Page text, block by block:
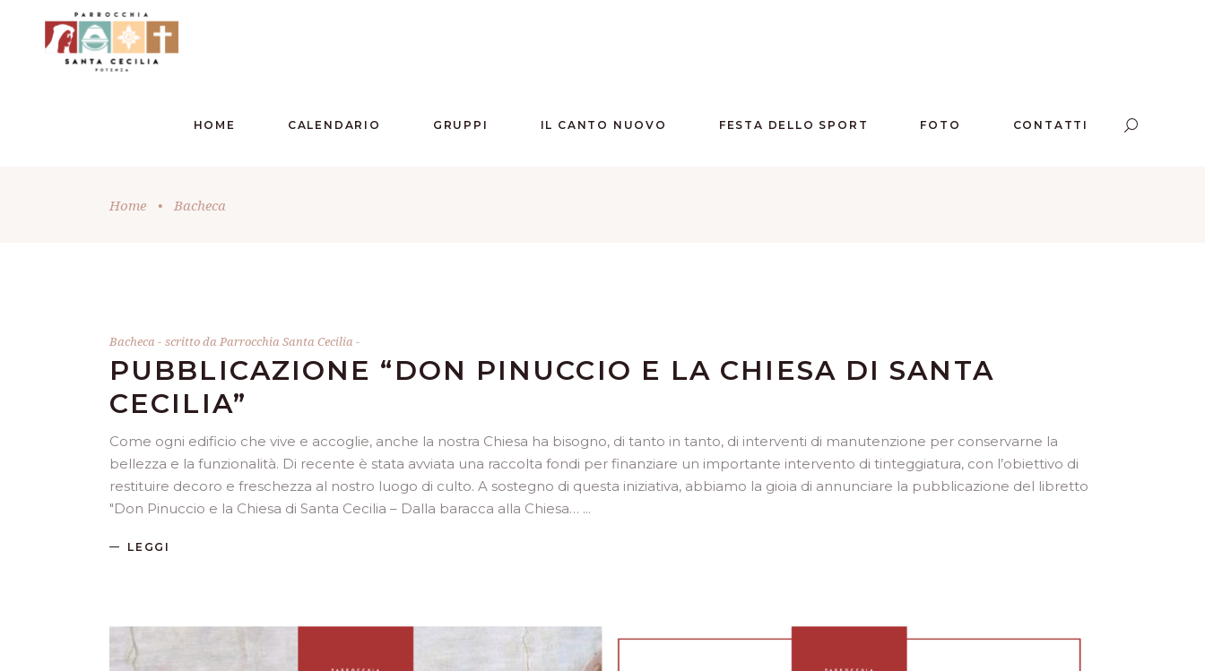
HOME CALENDARIO GRUPPI IL CANTO NUOVO FESTA DELLO SPORT FOTO CONTATTI
Home • Bacheca
Bacheca scritto da Parrocchia Santa Cecilia
PUBBLICAZIONE “DON PINUCCIO E LA CHIESA DI SANTA
CECILIA”
Come ogni edificio che vive e accoglie, anche la nostra Chiesa ha bisogno, di tanto in tanto, di interventi di manutenzione per conservarne la
bellezza e la funzionalità. Di recente è stata avviata una raccolta fondi per finanziare un importante intervento di tinteggiatura, con l’obiettivo di
restituire decoro e freschezza al nostro luogo di culto. A sostegno di questa iniziativa, abbiamo la gioia di annunciare la pubblicazione del libretto
"Don Pinuccio e la Chiesa di Santa Cecilia – Dalla baracca alla Chiesa…
LEGGI